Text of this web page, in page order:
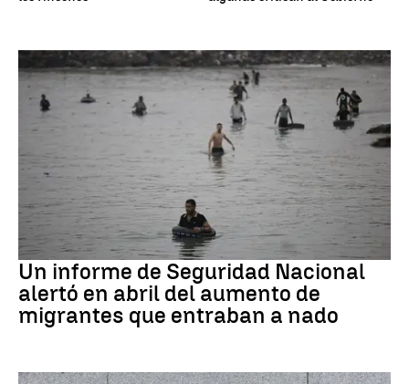
Ceuta
Un informe de Seguridad Nacional
alertó en abril del aumento de
migrantes que entraban a nado